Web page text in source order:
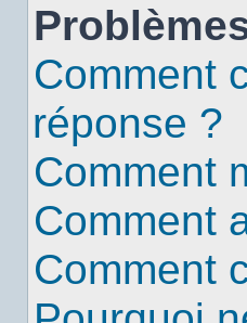
Comment
réponse ?
Comment
Comment
Comment